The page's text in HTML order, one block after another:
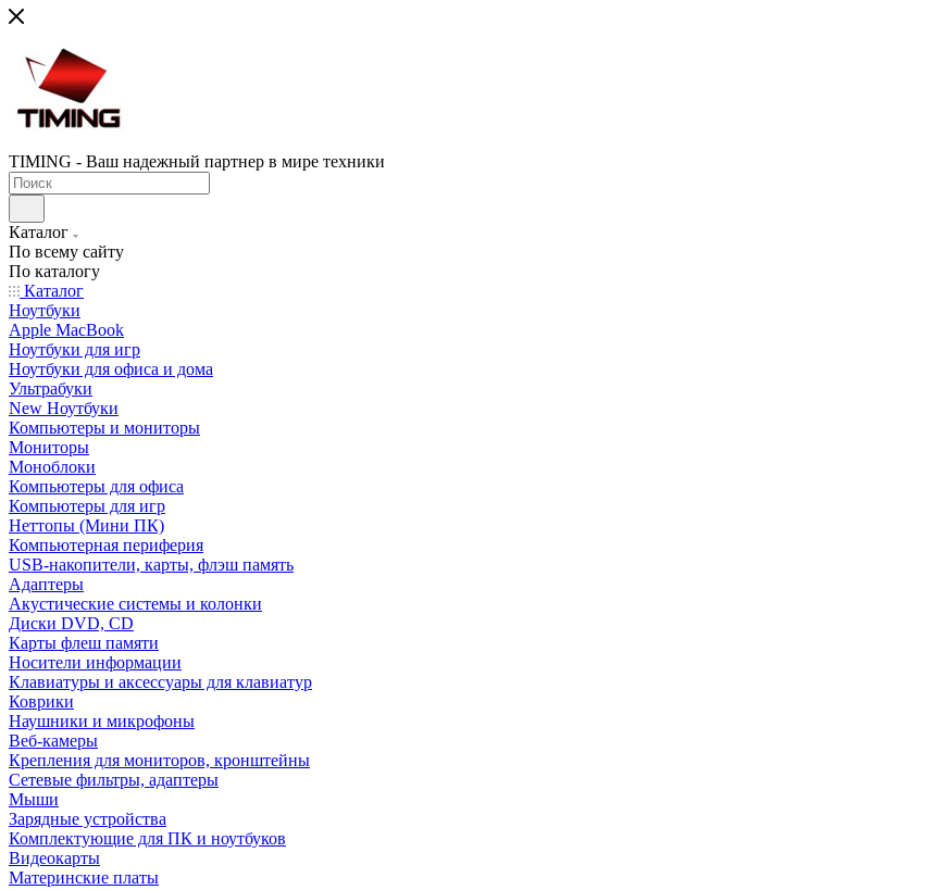
TIMING - Ваш надежный партнер в мире техники
Каталог
По всему сайту
По каталогу
Каталог
Ноутбуки
Apple MacBook
Ноутбуки для игр
Ноутбуки для офиса и дома
Ультрабуки
New Ноутбуки
Компьютеры и мониторы
Мониторы
Моноблоки
Компьютеры для офиса
Компьютеры для игр
Неттопы (Мини ПК)
Компьютерная периферия
USB-накопители, карты, флэш память
Адаптеры
Акустические системы и колонки
Диски DVD, CD
Карты флеш памяти
Носители информации
Клавиатуры и аксессуары для клавиатур
Коврики
Наушники и микрофоны
Веб-камеры
Крепления для мониторов, кронштейны
Сетевые фильтры, адаптеры
Мыши
Зарядные устройства
Комплектующие для ПК и ноутбуков
Видеокарты
Материнские платы